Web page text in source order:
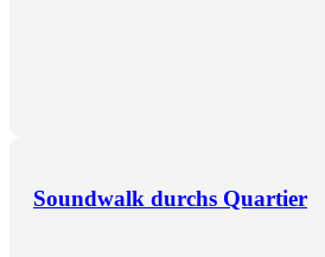
Soundwalk durchs Quartier